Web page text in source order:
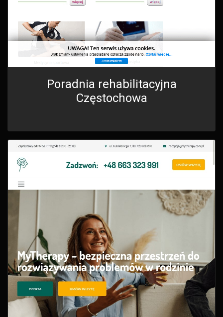
Poradnia rehabilitacyjna
Częstochowa